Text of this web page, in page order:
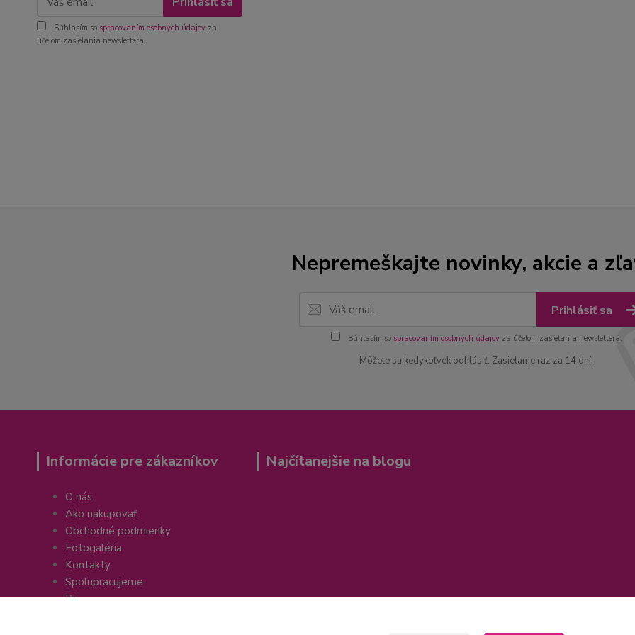
Súhlasím so spracovaním osobných údajov za
účelom zasielania newslettera.
Nepremeškajte novinky, akcie a
Prihlásiť sa
Súhlasím so spracovaním osobných údajovza účelom zasielania newslettera.
Môžete sa kedykoľvek odhlásiť. Zasielame raz za 14 dní.
Informácie pre zákazníkov
O nás
Ako nakupovať
Obchodné podmienky
Fotogaléria
Kontakty
Spolupracujeme
Blog
Najčítanejšie na blogu